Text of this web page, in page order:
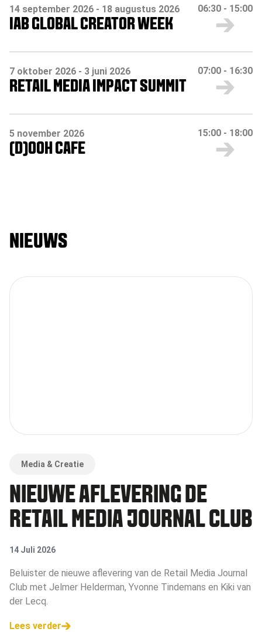
14 september 2026 - 18 augustus 2026
IAB GLOBAL CREATOR WEEK
06:30 - 15:00
7 oktober 2026 - 3 juni 2026
RETAIL MEDIA IMPACT SUMMIT
07:00 - 16:30
5 november 2026
(D)OOH CAFE
15:00 - 18:00
NIEUWS
Media & Creatie
NIEUWE AFLEVERING DE
RETAIL MEDIA JOURNAL CLUB
14 Juli 2026
Beluister de nieuwe aflevering van de Retail Media Journal
Club met Jelmer Helderman, Yvonne Tindemans en Kiki van
der Lecq.
Lees verder